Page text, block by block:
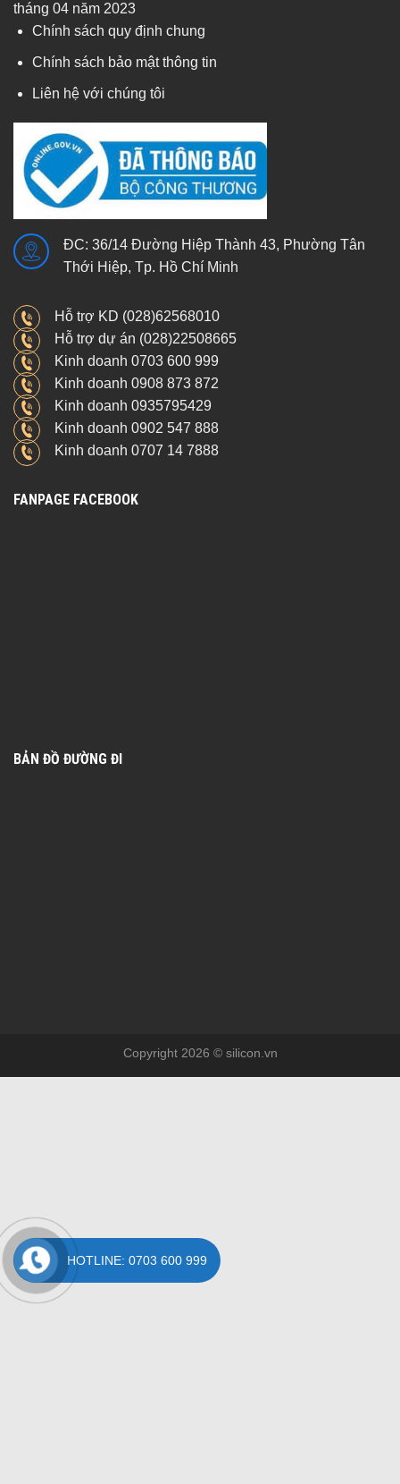
tháng 04 năm 2023
Chính sách quy định chung
Chính sách bảo mật thông tin
Liên hệ với chúng tôi
ĐC: 36/14 Đường Hiệp Thành 43, Phường Tân
Thới Hiệp, Tp. Hồ Chí Minh
Hỗ trợ KD (028)62568010
Hỗ trợ dự án (028)22508665
Kinh doanh 0703 600 999
Kinh doanh 0908 873 872
Kinh doanh 0935795429
Kinh doanh 0902 547 888
Kinh doanh 0707 14 7888
FANPAGE FACEBOOK
BẢN ĐỒ ĐƯỜNG ĐI
Copyright 2026 © silicon.vn
HOTLINE: 0703 600 999